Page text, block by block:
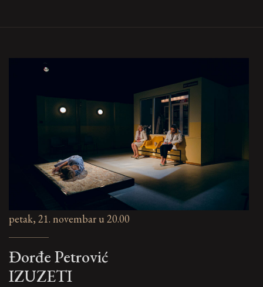
petak, 21. novembar u 20.00
Đorđe Petrović
IZUZETI